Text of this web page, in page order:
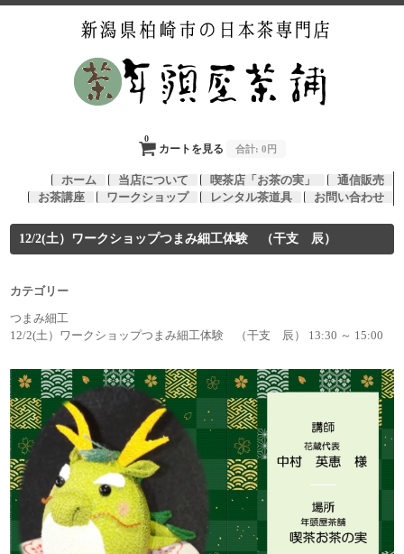
カートを見る
0
合計: 0円
ホーム 当店について 喫茶店「お茶の実」
通信販売
お茶講座
ワークショップ レンタル茶道具 お問い合わせ
12/2(土）ワークショップつまみ細工体験 （干支 辰）
カテゴリー
つまみ細工
12/2(土）ワークショップつまみ細工体験 （干支 辰） 13:30 ～ 15:00